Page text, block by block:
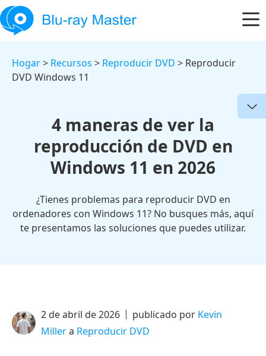
Hogar> Recursos > Reproducir DVD > Reproducir
DVD Windows 11
4 maneras de ver la
reproducción de DVD en
Windows 11 en 2026
¿Tienes problemas para reproducir DVD en
ordenadores con Windows 11? No busques más, aquí
te presentamos las soluciones que puedes utilizar.
2 de abril de 2026 publicado por Kevin
Millera Reproducir DVD